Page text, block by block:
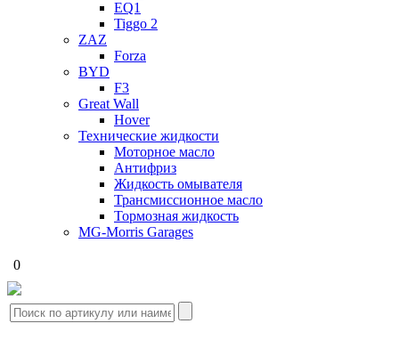
EQ1
Tiggo 2
ZAZ
Forza
BYD
F3
Great Wall
Hover
Технические жидкости
Моторное масло
Антифриз
Жидкость омывателя
Трансмиссионное масло
Тормозная жидкость
MG-Morris Garages
0